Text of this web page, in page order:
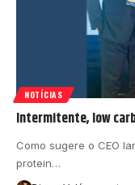
NOTÍCIAS
Intermitente, low
Como sugere o CEO
protein…